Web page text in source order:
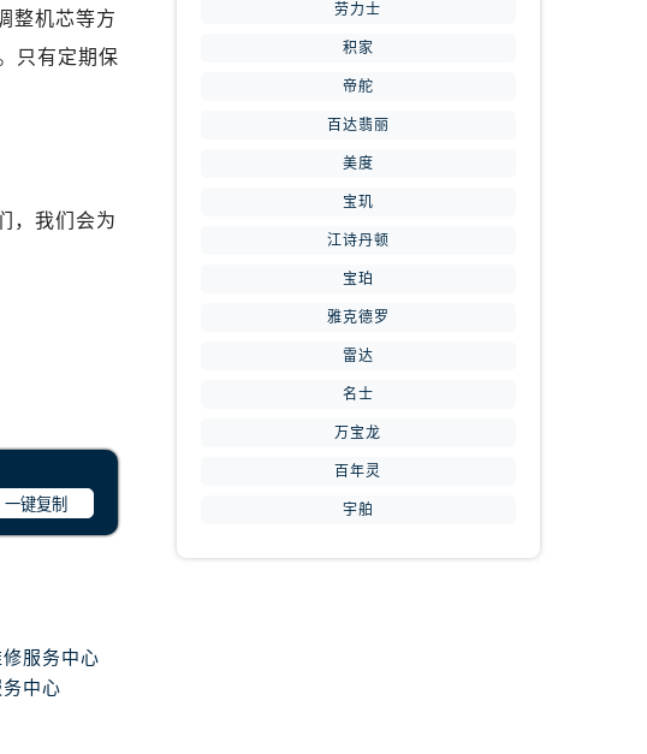
整机芯等方
只有定期保
，我们会为
一键复制
服务中心
中心
劳力士
积家
帝舵
百达翡丽
美度
宝玑
江诗丹顿
宝珀
雅克德罗
雷达
名士
万宝龙
百年灵
宇舶